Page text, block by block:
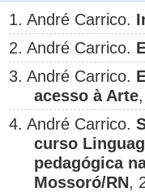
1. André Carrico.
2. André Carrico.
3. André Carrico.
acesso à Arte
4. André Carrico.
curso
pedagógica
Mossoró/RN,